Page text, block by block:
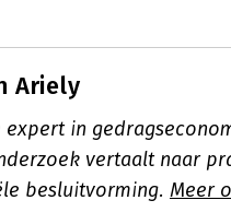
Ariely
in
vertaalt naar
besluitvorming. Meer